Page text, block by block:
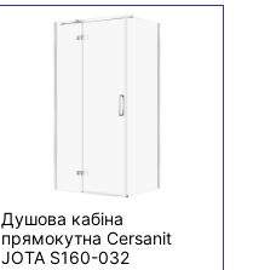
Душова кабіна
прямокутна Cersanit
JOTA S160-032